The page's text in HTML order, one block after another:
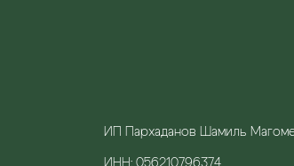
ИП Пархаданов Шамиль
ИНН: 056210796374